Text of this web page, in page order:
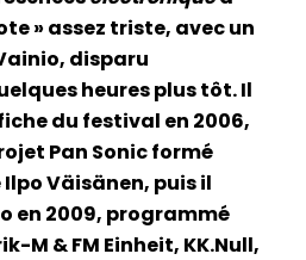
» assez triste, avec un
disparu
heures plus tôt. Il
du festival en 2006,
Pan Sonic formé
Väisänen, puis il
en 2009, programmé
M & FM Einheit, KK.Null,